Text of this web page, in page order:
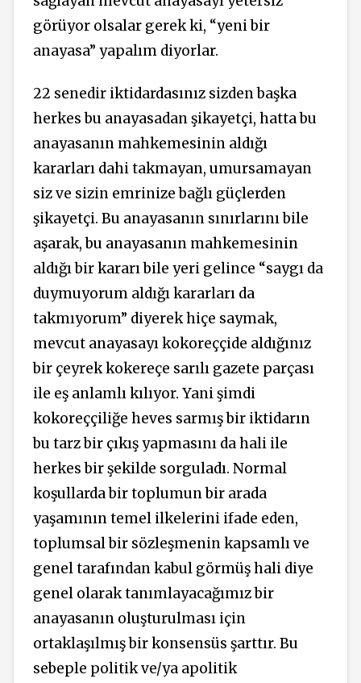
görüyor olsalar gerek ki, “yeni bir
anayasa” yapalım diyorlar.
22 senedir iktidardasınız sizden başka
herkes bu anayasadan şikayetçi, hatta bu
anayasanın mahkemesinin aldığı
kararları dahi takmayan, umursamayan
siz ve sizin emrinize bağlı güçlerden
şikayetçi. Bu anayasanın sınırlarını bile
aşarak, bu anayasanın mahkemesinin
aldığı bir kararı bile yeri gelince “saygı da
duymuyorum aldığı kararları da
takmıyorum” diyerek hiçe saymak,
mevcut anayasayı kokoreççide aldığınız
bir çeyrek kokereçe sarılı gazete parçası
ile eş anlamlı kılıyor. Yani şimdi
kokoreççiliğe heves sarmış bir iktidarın
bu tarz bir çıkış yapmasını da hali ile
herkes bir şekilde sorguladı. Normal
koşullarda bir toplumun bir arada
yaşamının temel ilkelerini ifade eden,
toplumsal bir sözleşmenin kapsamlı ve
genel tarafından kabul görmüş hali diye
genel olarak tanımlayacağımız bir
anayasanın oluşturulması için
ortaklaşılmış bir konsensüs şarttır. Bu
sebeple politik ve/ya apolitik